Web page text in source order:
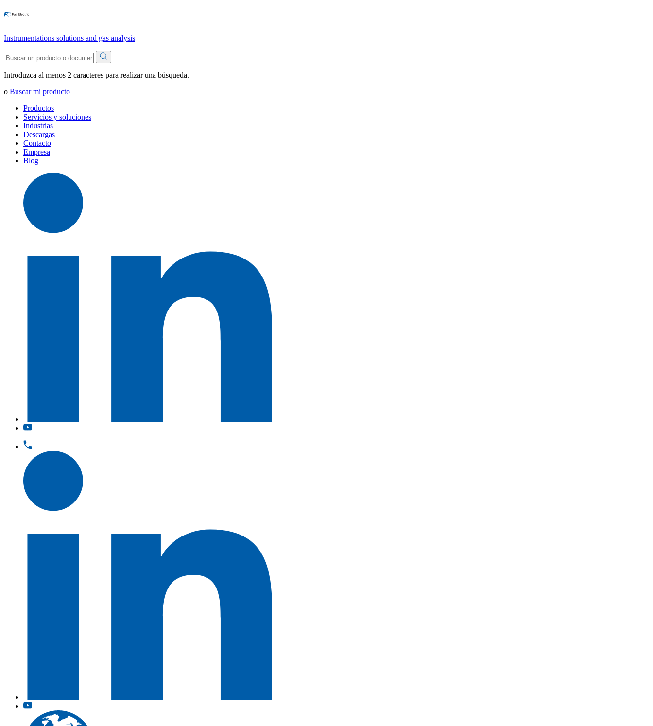
Instrumentations solutions and gas analysis
Introduzca al menos 2 caracteres para realizar una búsqueda.
o Buscar mi producto
Productos
Servicios y soluciones
Industrias
Descargas
Contacto
Empresa
Blog